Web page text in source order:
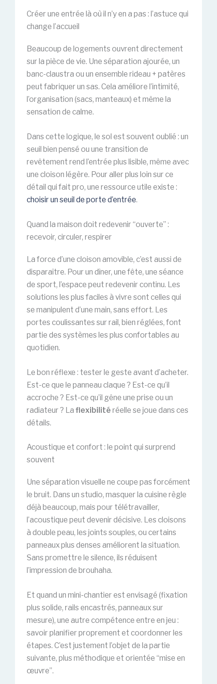
Créer une entrée là où il n’y en a pas : l’astuce qui
change l’accueil
Beaucoup de logements ouvrent directement
sur la pièce de vie. Une séparation ajourée, un
banc-claustra ou un ensemble rideau + patères
peut fabriquer un sas. Cela améliore l’intimité,
l’organisation (sacs, manteaux) et même la
sensation de calme.
Dans cette logique, le sol est souvent oublié : un
seuil bien pensé ou une transition de
revêtement rend l’entrée plus lisible, même avec
une cloison légère. Pour aller plus loin sur ce
détail qui fait pro, une ressource utile existe :
choisir un seuil de porte d’entrée.
Quand la maison doit redevenir “ouverte” :
recevoir, circuler, respirer
La force d’une cloison amovible, c’est aussi de
disparaître. Pour un dîner, une fête, une séance
de sport, l’espace peut redevenir continu. Les
solutions les plus faciles à vivre sont celles qui
se manipulent d’une main, sans effort. Les
portes coulissantes sur rail, bien réglées, font
partie des systèmes les plus confortables au
quotidien.
Le bon réflexe : tester le geste avant d’acheter.
Est-ce que le panneau claque ? Est-ce qu’il
accroche ? Est-ce qu’il gêne une prise ou un
radiateur ? La flexibilité réelle se joue dans ces
détails.
Acoustique et confort : le point qui surprend
souvent
Une séparation visuelle ne coupe pas forcément
le bruit. Dans un studio, masquer la cuisine règle
déjà beaucoup, mais pour télétravailler,
l’acoustique peut devenir décisive. Les cloisons
à double peau, les joints souples, ou certains
panneaux plus denses améliorent la situation.
Sans promettre le silence, ils réduisent
l’impression de brouhaha.
Et quand un mini-chantier est envisagé (fixation
plus solide, rails encastrés, panneaux sur
mesure), une autre compétence entre en jeu :
savoir planifier proprement et coordonner les
étapes. C’est justement l’objet de la partie
suivante, plus méthodique et orientée “mise en
œuvre”.